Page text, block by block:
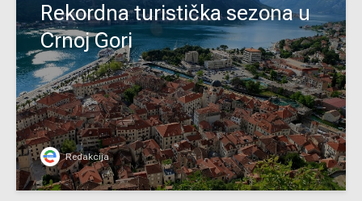
Rekordna turistička sezona u
Crnoj Gori
Redakcija